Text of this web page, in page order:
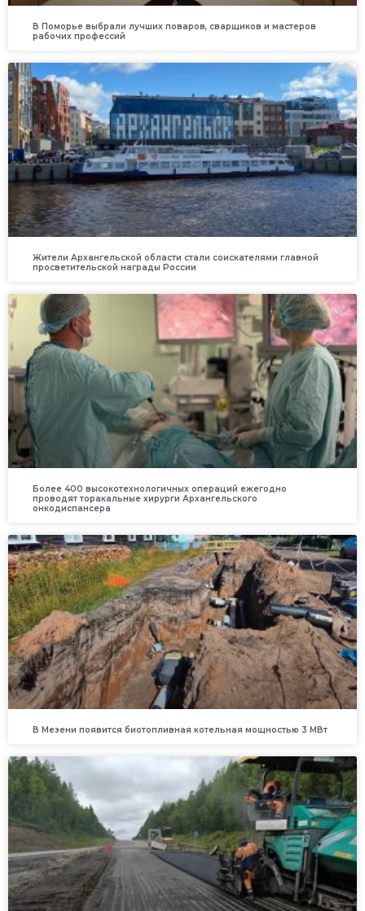
В Поморье выбрали лучших поваров, сварщиков и мастеров
рабочих профессий
Жители Архангельской области стали соискателями главной
просветительской награды России
Более 400 высокотехнологичных операций ежегодно
проводят торакальные хирурги Архангельского
онкодиспансера
В Мезени появится биотопливная котельная мощностью 3 МВт